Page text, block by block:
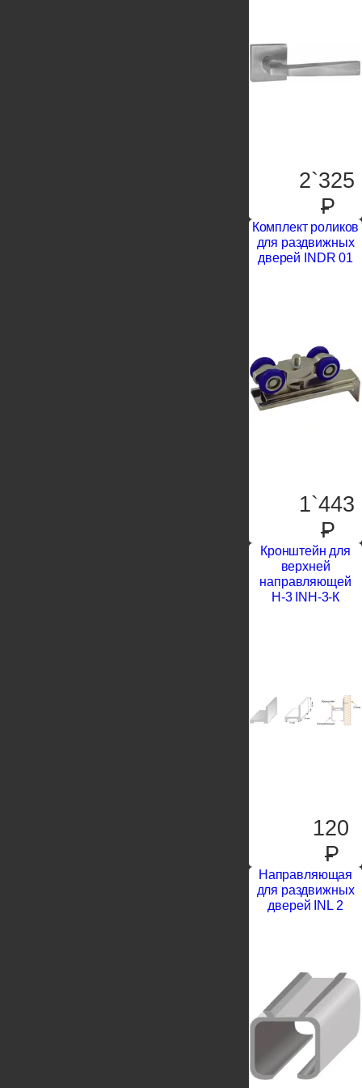
2`325
P
Комплект роликов
для раздвижных
дверей INDR 01
1`443
P
Кронштейн для
верхней
направляющей
Н-3 INН-3-К
120
P
Направляющая
для раздвижных
дверей INL 2